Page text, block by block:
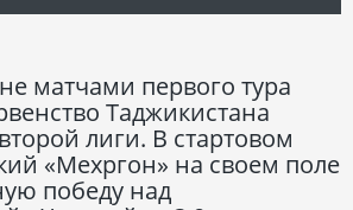
матчами первого тура
Таджикистана
лиги. В стартовом
«Мехргон» на своем поле
победу над